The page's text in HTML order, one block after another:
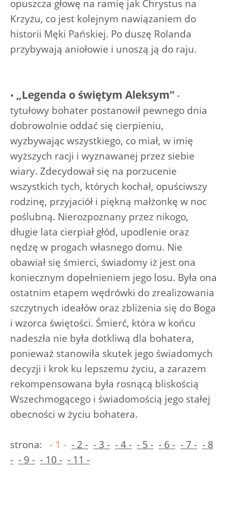
opuszcza głowę na ramię jak Chrystus na
Krzyżu, co jest kolejnym nawiązaniem do
historii Męki Pańskiej. Po duszę Rolanda
przybywają aniołowie i unoszą ją do raju.
• „Legenda o świętym Aleksym”-
tytułowy bohater postanowił pewnego dnia
dobrowolnie oddać się cierpieniu,
wyzbywając wszystkiego, co miał, w imię
wyższych racji i wyznawanej przez siebie
wiary. Zdecydował się na porzucenie
wszystkich tych, których kochał, opuściwszy
rodzinę, przyjaciół i piękną małżonkę w noc
poślubną. Nierozpoznany przez nikogo,
długie lata cierpiał głód, upodlenie oraz
nędzę w progach własnego domu. Nie
obawiał się śmierci, świadomy iż jest ona
koniecznym dopełnieniem jego losu. Była ona
ostatnim etapem wędrówki do zrealizowania
szczytnych ideałów oraz zbliżenia się do Boga
i wzorca świętości. Śmierć, która w końcu
nadeszła nie była dotkliwą dla bohatera,
ponieważ stanowiła skutek jego świadomych
decyzji i krok ku lepszemu życiu, a zarazem
rekompensowana była rosnącą bliskością
Wszechmogącego i świadomością jego stałej
obecności w życiu bohatera.
strona: - 1 - - 2 - - 3 - - 4 - - 5 - - 6 - - 7 - - 8
- - 9 - - 10 - - 11 -